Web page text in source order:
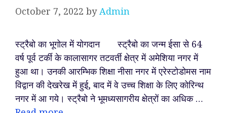
October 7, 2022 byAdmin
स्ट्रैबो का भूगोल में योगदान स्ट्रैबो का जन्म ईसा से 64
वर्ष पूर्व टर्की के कालासागर तटवर्ती क्षेत्र में अमेशिया नगर में
हुआ था। उनकी आरम्भिक शिक्षा नीसा नगर में एरेस्टोडोमस नाम
विद्वान की देखरेख में हुई, बाद में वे उच्च शिक्षा के लिए कोरिन्थ
नगर में आ गये। स्ट्रैबो ने भूमध्यसागरीय क्षेत्रों का अधिक …